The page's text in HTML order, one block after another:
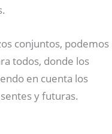
conjuntos, podemos
todos, donde los
en cuenta los
y futuras.